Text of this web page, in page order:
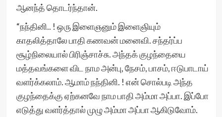
ஆனந்த் தொடர்ந்தான்.
“நந்தினி.. ! ஒரு இளைஞனும் இளைஞியும்
காதலித்தாலே பாதி கணவன் மனைவி. சந்தர்ப்ப
சூழ்நிலையால் பிரிஞ்சாச்சு. அந்தக் குழந்தையை
மத்தவங்களை விட நாம அன்பு, நேசம், பாசம், ஈடுபாடாய்
வளர்க்கலாம். ஆமாம் நந்தினி. ! என் சொல்படி அந்த
குழந்தைக்கு ஏற்கனவே நாம பாதி அம்மா அப்பா. இப்போ
எடுத்து வளர்த்தால் முழு அம்மா அப்பா ஆகிடுவோம்.